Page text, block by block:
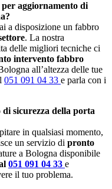
aggiornamento di
a disposizione un fabbro
. La nostra
delle migliori tecniche ci
intervento fabbro
all’altezza delle tue
051 091 04 33 e parla con i
sicurezza della porta
in qualsiasi momento,
un servizio di pronto
a Bologna disponibile
051 091 04 33 e
il tuo problema.